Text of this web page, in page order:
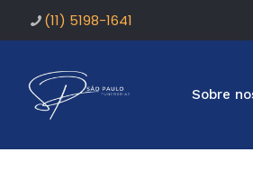
(11) 5198-1641
Sobre